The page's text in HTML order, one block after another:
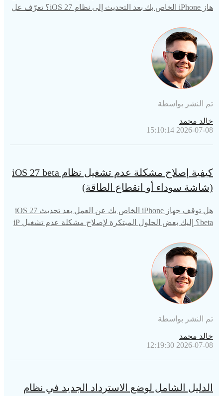
هاز iPhone الخاص بك بعد التحديث إلى نظام iOS 27؟ تعرّف عل
لتي قد تسببها، والطرق المجربة لإصلاح مشكلة عدم اكتمال الفه
رسة.
تم النشر بواسطة
خالد محمد
2026-07-08 15:10:14
كيفية إصلاح مشكلة عدم تشغيل نظام iOS 27 beta
(شاشة سوداء أو انقطاع الطاقة)
هل توقف جهاز iPhone الخاص بك عن العمل بعد تحديث iOS 27
beta؟ إليك بعض الحلول المبتكرة لإصلاح مشكلة عدم تشغيل iP
تم النشر بواسطة
خالد محمد
2026-07-08 12:19:30
الدليل الشامل لوضع الاسترداد الجديد في نظام